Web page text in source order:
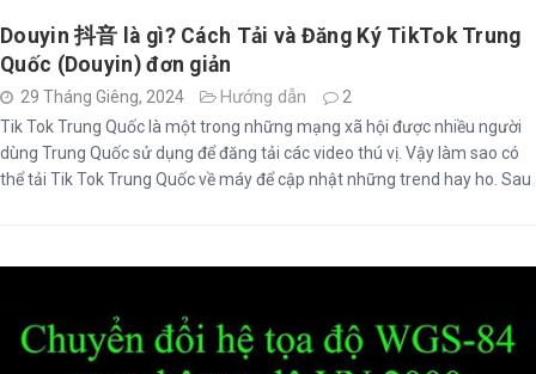
Douyin 抖音 là gì? Cách Tải và Đăng Ký TikTok Trung
Quốc (Douyin) đơn giản
29 Tháng Giêng, 2024 Hướng dẫn
2
Tik Tok Trung Quốc là một trong những mạng xã hội được nhiều người
dùng Trung Quốc sử dụng để đăng tải các video thú vị. Vậy làm sao có
thể tải Tik Tok Trung Quốc về máy để cập nhật những trend hay ho. Sau